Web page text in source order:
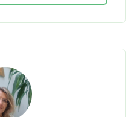
personeelszaken
Personeel & Organisatie